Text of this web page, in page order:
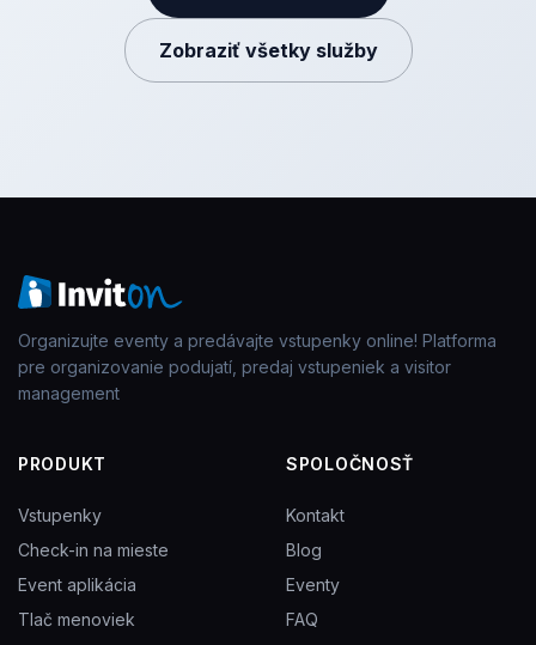
Zobraziť všetky služby
Organizujte eventy a predávajte vstupenky online! Platforma
pre organizovanie podujatí, predaj vstupeniek a visitor
management
PRODUKT
Vstupenky
Check-in na mieste
Event aplikácia
Tlač menoviek
SPOLOČNOSŤ
Kontakt
Blog
Eventy
FAQ